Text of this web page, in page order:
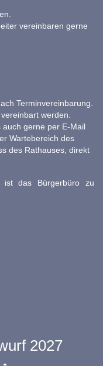
vereinbaren gerne
Terminvereinbarung.
vereinbart werden.
gerne per E-Mail
Wartebereich des
des Rathauses, direkt
das Bürgerbüro zu
2027